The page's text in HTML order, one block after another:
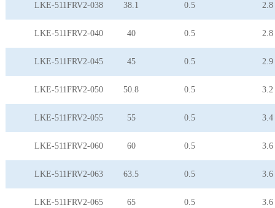
LKE-511FRV2-038 38.1 0.5 2.8
LKE-511FRV2-040 40 0.5 2.8
LKE-511FRV2-045 45 0.5 2.9
LKE-511FRV2-050 50.8 0.5 3.2
LKE-511FRV2-055 55 0.5 3.4
LKE-511FRV2-060 60 0.5 3.6
LKE-511FRV2-063 63.5 0.5 3.6
LKE-511FRV2-065 65 0.5 3.6